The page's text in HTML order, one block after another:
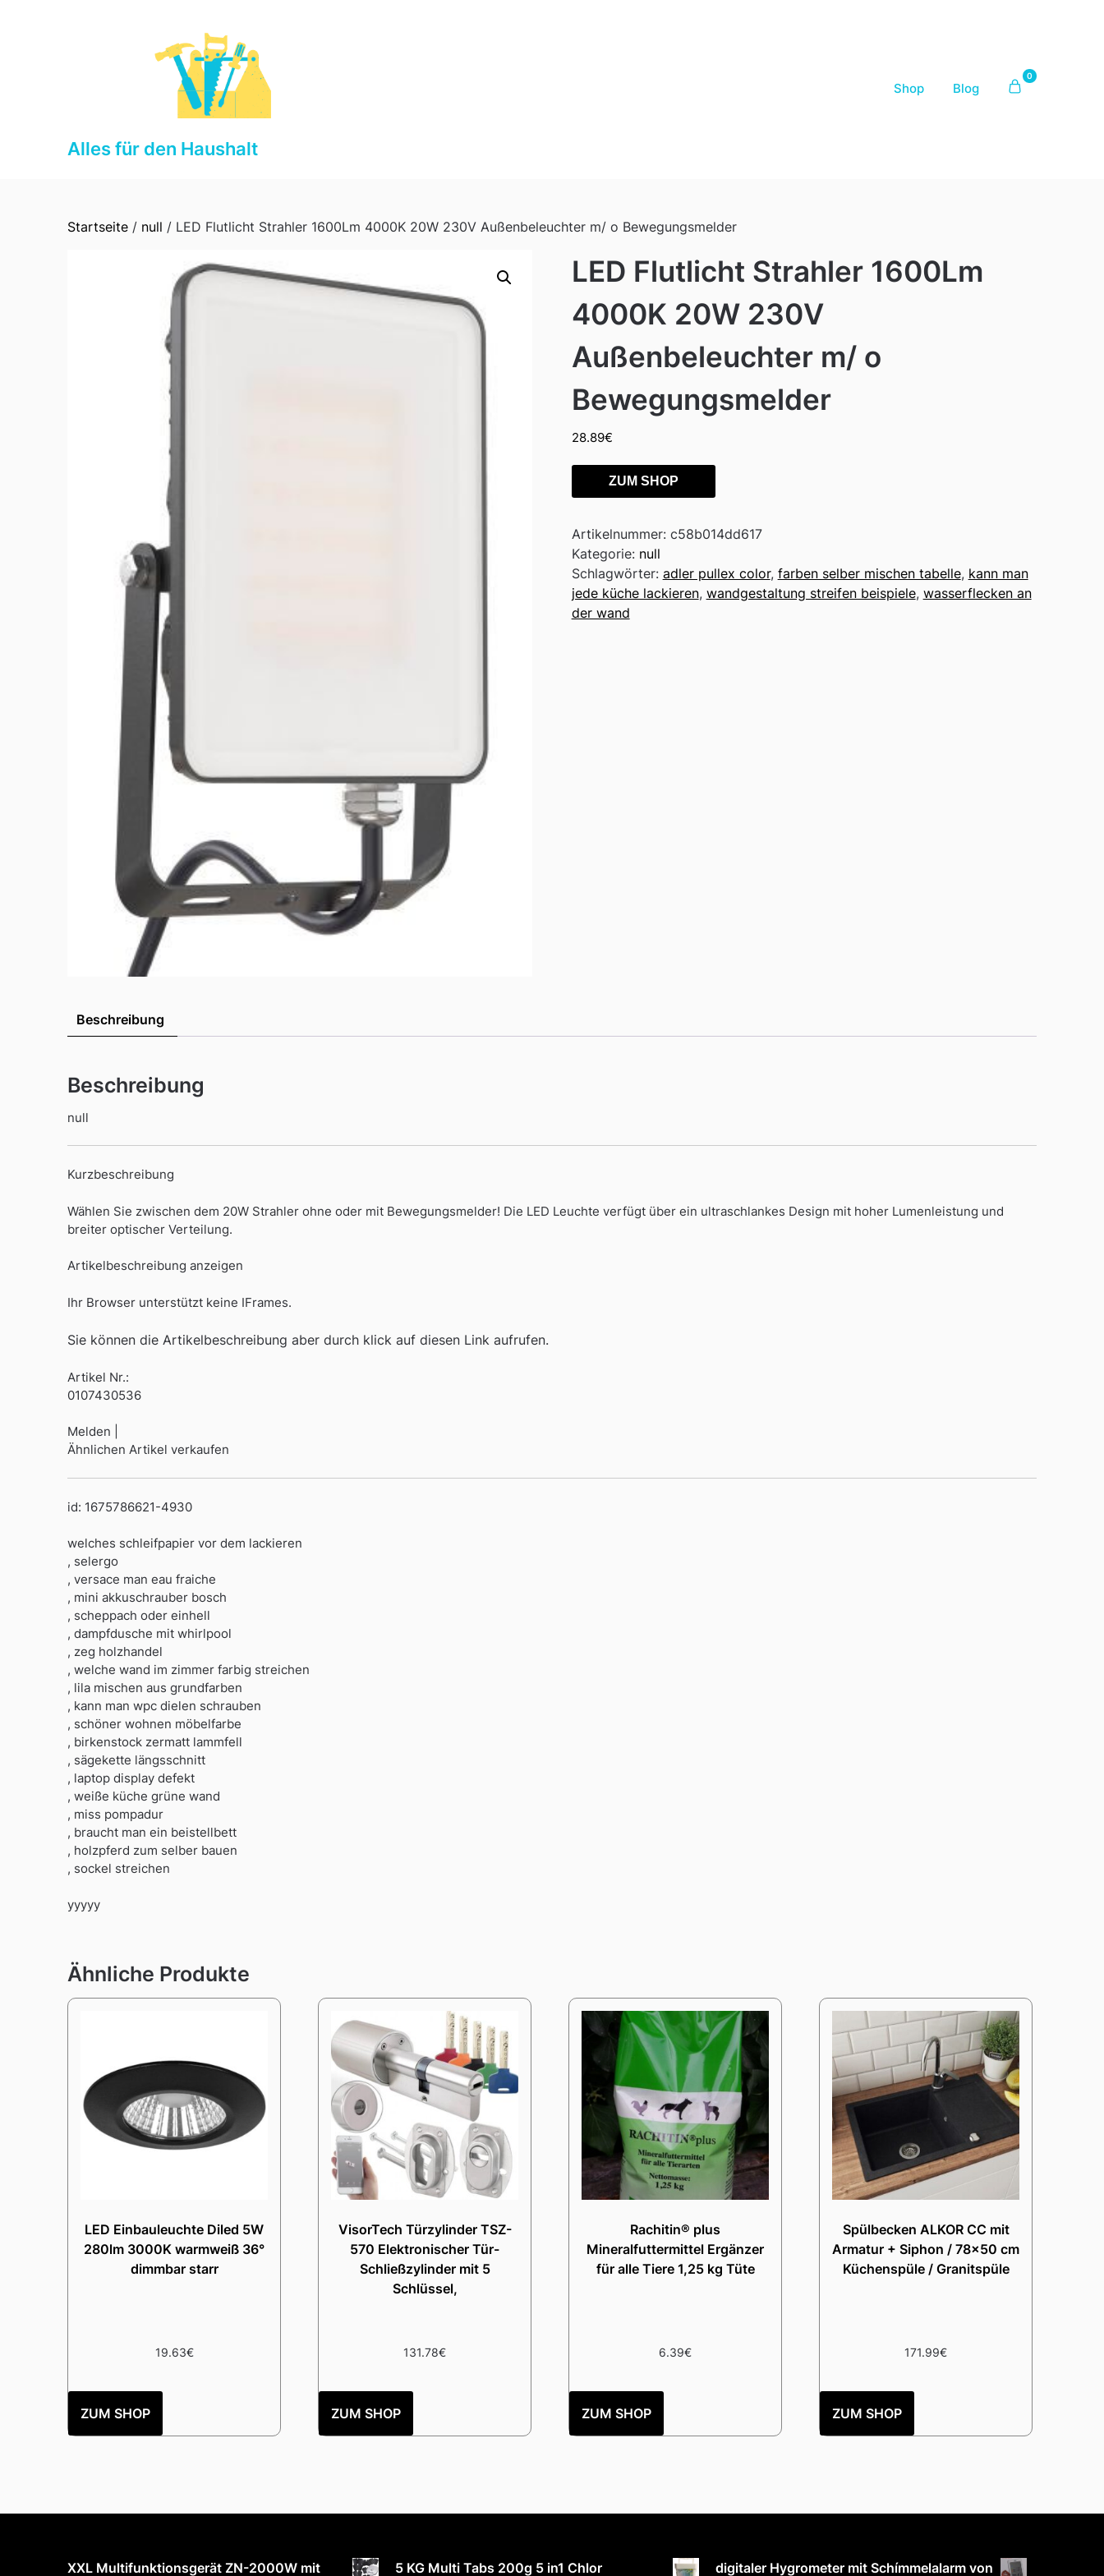
Alles für den Haushalt
Shop Blog
0
Startseite / null / LED Flutlicht Strahler 1600Lm 4000K 20W 230V Außenbeleuchter m/ o Bewegungsmelder
LED Flutlicht Strahler 1600Lm
4000K 20W 230V
Außenbeleuchter m/ o
Bewegungsmelder
28.89€
ZUM SHOP
Artikelnummer: c58b014dd617
Kategorie: null
Schlagwörter: adler pullex color, farben selber mischen tabelle, kann man
jede küche lackieren, wandgestaltung streifen beispiele, wasserflecken an
der wand
Beschreibung
Beschreibung
null
Kurzbeschreibung
Wählen Sie zwischen dem 20W Strahler ohne oder mit Bewegungsmelder! Die LED Leuchte verfügt über ein ultraschlankes Design mit hoher Lumenleistung und
breiter optischer Verteilung.
Artikelbeschreibung anzeigen
Ihr Browser unterstützt keine IFrames.
Sie können die Artikelbeschreibung aber durch klick auf diesen Link aufrufen.
Artikel Nr.:
0107430536
Melden |
Ähnlichen Artikel verkaufen
id: 1675786621-4930
welches schleifpapier vor dem lackieren
, selergo
, versace man eau fraiche
, mini akkuschrauber bosch
, scheppach oder einhell
, dampfdusche mit whirlpool
, zeg holzhandel
, welche wand im zimmer farbig streichen
, lila mischen aus grundfarben
, kann man wpc dielen schrauben
, schöner wohnen möbelfarbe
, birkenstock zermatt lammfell
, sägekette längsschnitt
, laptop display defekt
, weiße küche grüne wand
, miss pompadur
, braucht man ein beistellbett
, holzpferd zum selber bauen
, sockel streichen
yyyyy
Ähnliche Produkte
LED Einbauleuchte Diled 5W
280lm 3000K warmweiß 36°
dimmbar starr
19.63€
ZUM SHOP
VisorTech Türzylinder TSZ-
570 Elektronischer Tür-
Schließzylinder mit 5
Schlüssel,
131.78€
ZUM SHOP
Rachitin® plus
Mineralfuttermittel Ergänzer
für alle Tiere 1,25 kg Tüte
6.39€
ZUM SHOP
Spülbecken ALKOR CC mit
Armatur + Siphon / 78×50 cm
Küchenspüle / Granitspüle
171.99€
ZUM SHOP
XXL Multifunktionsgerät ZN-2000W mit 5 KG Multi Tabs 200g 5 in1 Chlor digitaler Hygrometer mit Schímmelalarm von